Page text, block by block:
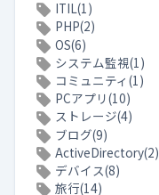
ITIL(1)
PHP(2)
OS(6)
システム監視(1)
コミュニティ(1)
PCアプリ(10)
ストレージ(4)
ブログ(9)
ActiveDirectory(2)
デバイス(8)
旅行(14)